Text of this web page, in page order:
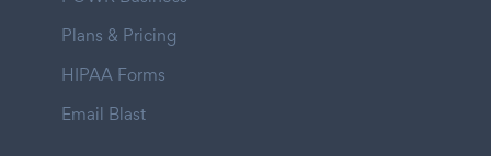
Plans & Pricing
HIPAA Forms
Email Blast